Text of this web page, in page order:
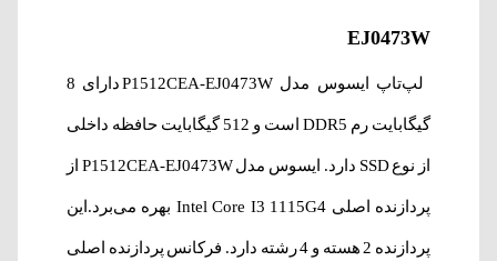
EJ0473W
لپ‌تاپ ایسوس مدل P1512CEA-EJ0473W دارای 8
گیگابایت رم DDR5 است و 512 گیگابایت حافظه داخلی
از نوع SSD دارد. ایسوس مدل P1512CEA-EJ0473W از
پردازنده اصلی Intel Core I3 1115G4 بهره می‌برد.این
پردازنده 2 هسته‌ و 4 رشته دارد. فرکانس پردازنده اصلی